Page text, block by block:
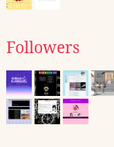
Followers